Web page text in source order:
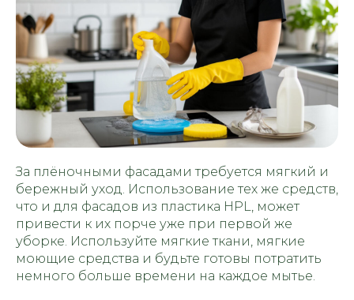
За плёночными фасадами требуется мягкий и
бережный уход. Использование тех же средств,
что и для фасадов из пластика HPL, может
привести к их порче уже при первой же
уборке. Используйте мягкие ткани, мягкие
моющие средства и будьте готовы потратить
немного больше времени на каждое мытье.